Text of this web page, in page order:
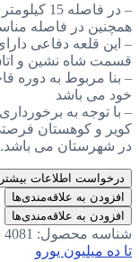
– در
همچنین در فاصله
قسمت شاه نشین و
– بنا مربوط به دوره
خود می باشد
– با توجه به
کویر و کوهستان
در شهرستان می باشد.
درخواست اطلاعات بیشتر
افزودن به علاقه‌مندی‌ها
افزودن به علاقه‌مندی‌ها
شناسه محصول: 4081
تا ده میلیون یورو